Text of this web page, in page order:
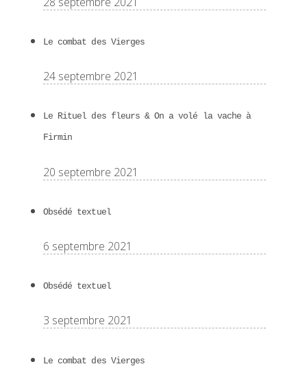
Le combat des Vierges
24 septembre 2021
Le Rituel des fleurs & On a volé la vache à
Firmin
20 septembre 2021
Obsédé textuel
6 septembre 2021
Obsédé textuel
3 septembre 2021
Le combat des Vierges